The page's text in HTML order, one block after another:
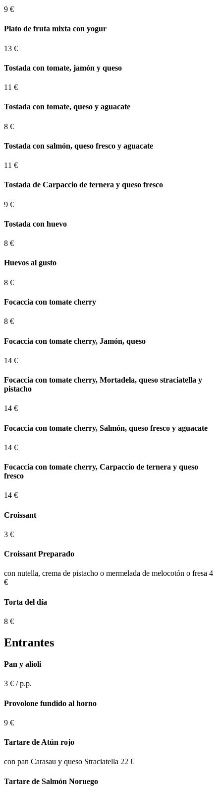
9 €
Plato de fruta mixta con yogur
13 €
Tostada con tomate, jamón y queso
11 €
Tostada con tomate, queso y aguacate
8 €
Tostada con salmón, queso fresco y aguacate
11 €
Tostada de Carpaccio de ternera y queso fresco
9 €
Tostada con huevo
8 €
Huevos al gusto
8 €
Focaccia con tomate cherry
8 €
Focaccia con tomate cherry, Jamón, queso
14 €
Focaccia con tomate cherry, Mortadela, queso straciatella y
pistacho
14 €
Focaccia con tomate cherry, Salmón, queso fresco y aguacate
14 €
Focaccia con tomate cherry, Carpaccio de ternera y queso
fresco
14 €
Croissant
3 €
Croissant Preparado
con nutella, crema de pistacho o mermelada de melocotón o fresa 4
€
Torta del día
8 €
Entrantes
Pan y alioli
3 € / p.p.
Provolone fundido al horno
9 €
Tartare de Atún rojo
con pan Carasau y queso Straciatella 22 €
Tartare de Salmón Noruego